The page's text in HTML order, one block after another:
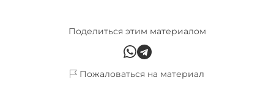
Поделиться этим материалом
Пожаловаться на материал